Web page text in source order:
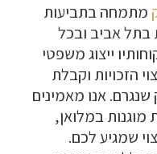
מתמחה בתביעות
בתל אביב ובכל
ייצוג משפטי
הזכויות וקבלת
שנגרם. אנו מאמינים
מוגנות במלואן,
שמגיע לכם.